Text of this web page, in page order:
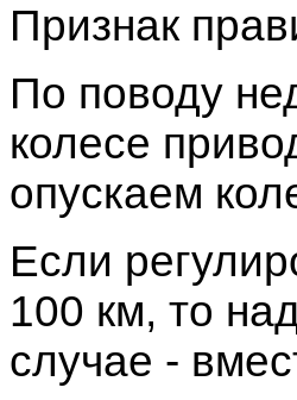
Признак
По поводу
колесе
опускаем
Если
100 км, то
случае -